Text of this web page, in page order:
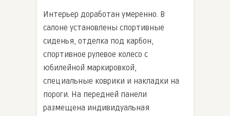
Интерьер доработан умеренно. В
салоне установлены спортивные
сиденья, отделка под карбон,
спортивное рулевое колесо с
юбилейной маркировкой,
специальные коврики и накладки на
пороги. На передней панели
размещена индивидуальная